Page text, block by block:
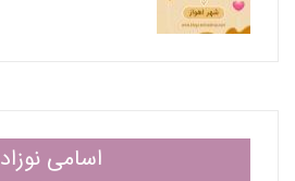
اسامی نوزاد